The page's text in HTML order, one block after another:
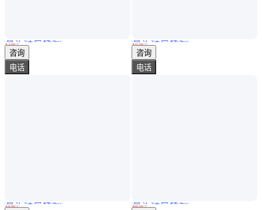
CXD-HG410喷头304 316 2205 2507 904L 1.4529不锈钢定制
真实性已核验
￥ 3.00/个
山东济南
咨询
电话
日东波峰焊喷头ST-6ST-6 A-100喷嘴 西浩宝 劲拓助焊剂松香喷咀
真实性已核验
￥8.00/个
浙江杭州
喷咀 不锈钢蒸发器 加热炉用 材质2205 2507 904L 1.4529
真实性已核验
￥31 .00/个
河北石家庄
咨询
电话
降温除尘车间用 喷嘴喷头 经久耐用规格多样可定制
真实性已核验
￥60.00/个
山东济宁